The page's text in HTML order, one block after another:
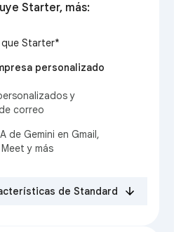
Starter, más:
que Starter*
personalizado
y
correo
de Gemini en Gmail,
y más
de Standard